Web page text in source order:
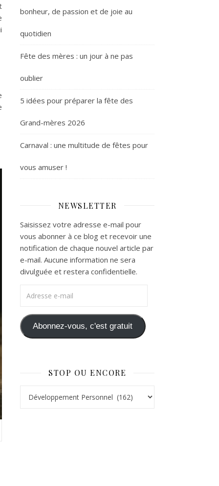
bonheur, de passion et de joie au
quotidien
Fête des mères : un jour à ne pas
oublier
5 idées pour préparer la fête des
Grand-mères 2026
Carnaval : une multitude de fêtes pour
vous amuser !
NEWSLETTER
Saisissez votre adresse e-mail pour
vous abonner à ce blog et recevoir une
notification de chaque nouvel article par
e-mail. Aucune information ne sera
divulguée et restera confidentielle.
Abonnez-vous, c'est gratuit
STOP OU ENCORE